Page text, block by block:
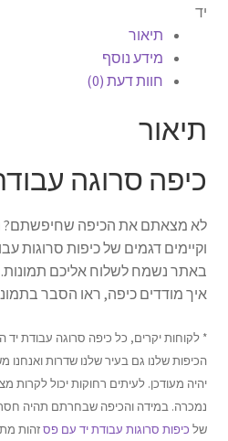
הבדלה
מוצרי ילדים
כיפות
כל הקטגוריות
אודותינו
תנאי שימוש
יד
תיאור
מידע נוסף
חוות דעת (0)
תיאור
כיפה סרוגה
לא מצאתם את הכיפה שחיפשתם?
וקיימים דגמים של כיפות סרוגות
באתר נשמח לשלוח אליכם
איך מודדים כיפה, ראו הסבר
* לקוחות יקרים, כל כיפה סרוגה עבודת יד
הכיפות שלנו גם בעיר שלנו שדרות
יהיה מעודכן. לעיתים רחוקות יכול
נמכרה. במידה והכיפה שבחרתם תהיה
של כיפות סרוגות עבודת יד עם פסזהות